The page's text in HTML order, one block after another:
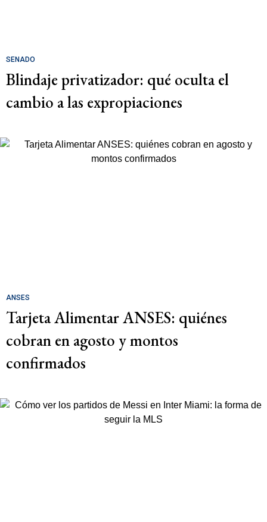
SENADO
Blindaje privatizador: qué oculta el
cambio a las expropiaciones
ANSES
Tarjeta Alimentar ANSES: quiénes
cobran en agosto y montos
confirmados